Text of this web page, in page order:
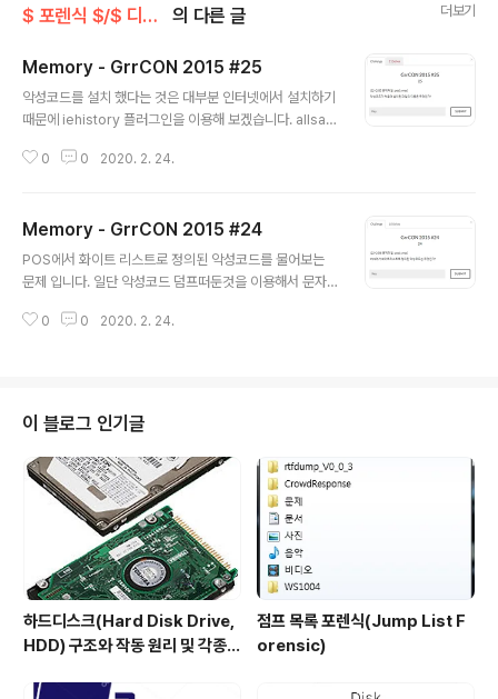
$ 포렌식 $/$ 디지털 포렌식 with CTF $ 의 다른 글 더보기
Memory - GrrCON 2015 #25
악성코드를 설치 했다는 것은 대부분 인터넷에서 설치하기
때문에 iehistory 플러그인을 이용해 보겠습니다. allsaf
있습니다. Flag : allsafe_update.exe 출처 : 디지털 포
0 0 2020. 2. 24.
Memory - GrrCON 2015 #24
POS에서 화이트 리스트로 정의된 악성코드를 물어보는
문제 입니다. 일단 악성코드 덤프떠둔것을 이용해서 문자
아래와 같습니다. 악성코드는 .exe 확장자를 가지고 있을
or.exe 입니다. Flag : allsafe_protector.exe 출처 :
디지털 포렌식 with CTF
0 0 2020. 2. 24.
이 블로그 인기글
하드디스크(Hard Disk Drive,
HDD) 구조와 작동 원리 및 각종
점프 목록 포렌식(Jump List F
orensic)